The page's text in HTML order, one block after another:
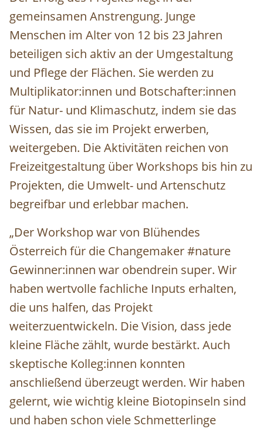
gemeinsamen Anstrengung. Junge
Menschen im Alter von 12 bis 23 Jahren
beteiligen sich aktiv an der Umgestaltung
und Pflege der Flächen. Sie werden zu
Multiplikator:innen und Botschafter:innen
für Natur- und Klimaschutz, indem sie das
Wissen, das sie im Projekt erwerben,
weitergeben. Die Aktivitäten reichen von
Freizeitgestaltung über Workshops bis hin zu
Projekten, die Umwelt- und Artenschutz
begreifbar und erlebbar machen.
„Der Workshop war von Blühendes
Österreich für die Changemaker #nature
Gewinner:innen war obendrein super. Wir
haben wertvolle fachliche Inputs erhalten,
die uns halfen, das Projekt
weiterzuentwickeln. Die Vision, dass jede
kleine Fläche zählt, wurde bestärkt. Auch
skeptische Kolleg:innen konnten
anschließend überzeugt werden. Wir haben
gelernt, wie wichtig kleine Biotopinseln sind
und haben schon viele Schmetterlinge